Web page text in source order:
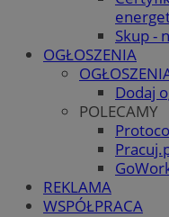
Skup -
OGŁOSZENIA
Dodaj
POLECAMY
REKLAMA
WSPÓŁPRACA